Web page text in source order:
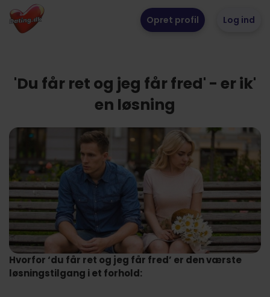
Opret profil Log ind
'Du får ret og jeg får fred' - er ik'
en løsning
Hvorfor ‘du får ret og jeg får fred’ er den værste
løsningstilgang i et forhold: